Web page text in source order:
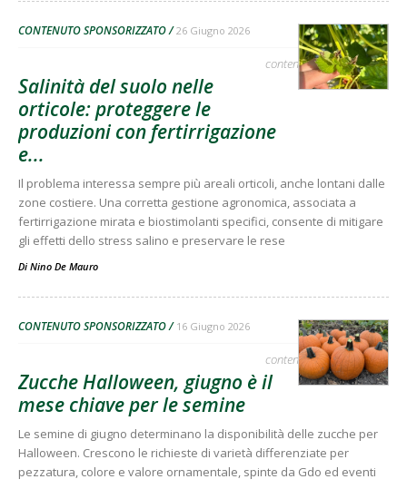
CONTENUTO SPONSORIZZATO 26 Giugno 2026
contenuto sponsorizzato
Salinità del suolo nelle
orticole: proteggere le
produzioni con fertirrigazione
e...
Il problema interessa sempre più areali orticoli, anche lontani dalle
zone costiere. Una corretta gestione agronomica, associata a
fertirrigazione mirata e biostimolanti specifici, consente di mitigare
gli effetti dello stress salino e preservare le rese
Di Nino De Mauro
CONTENUTO SPONSORIZZATO 16 Giugno 2026
contenuto sponsorizzato
Zucche Halloween, giugno è il
mese chiave per le semine
Le semine di giugno determinano la disponibilità delle zucche per
Halloween. Crescono le richieste di varietà differenziate per
pezzatura, colore e valore ornamentale, spinte da Gdo ed eventi